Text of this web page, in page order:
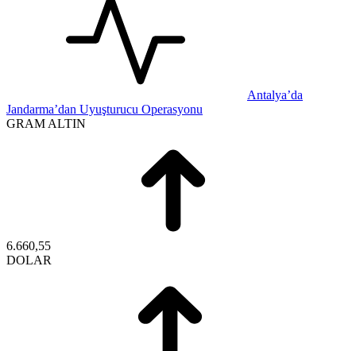
Antalya’da
Jandarma’dan Uyuşturucu Operasyonu
GRAM ALTIN
6.660,55
DOLAR